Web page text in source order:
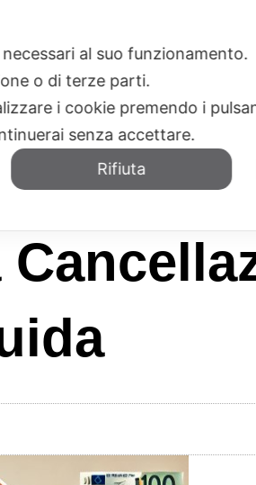
CHI SIAMO
al suo funzionamento.
o di terze parti.
i cookie premendo i
senza accettare.
Rifiuta